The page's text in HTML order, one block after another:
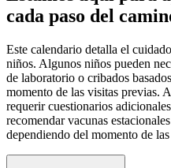
cada paso del
Este calendario detalla el
niños. Algunos niños pueden
de laboratorio o cribados
momento de las visitas previas.
requerir cuestionarios
recomendar vacunas
dependiendo del momento de